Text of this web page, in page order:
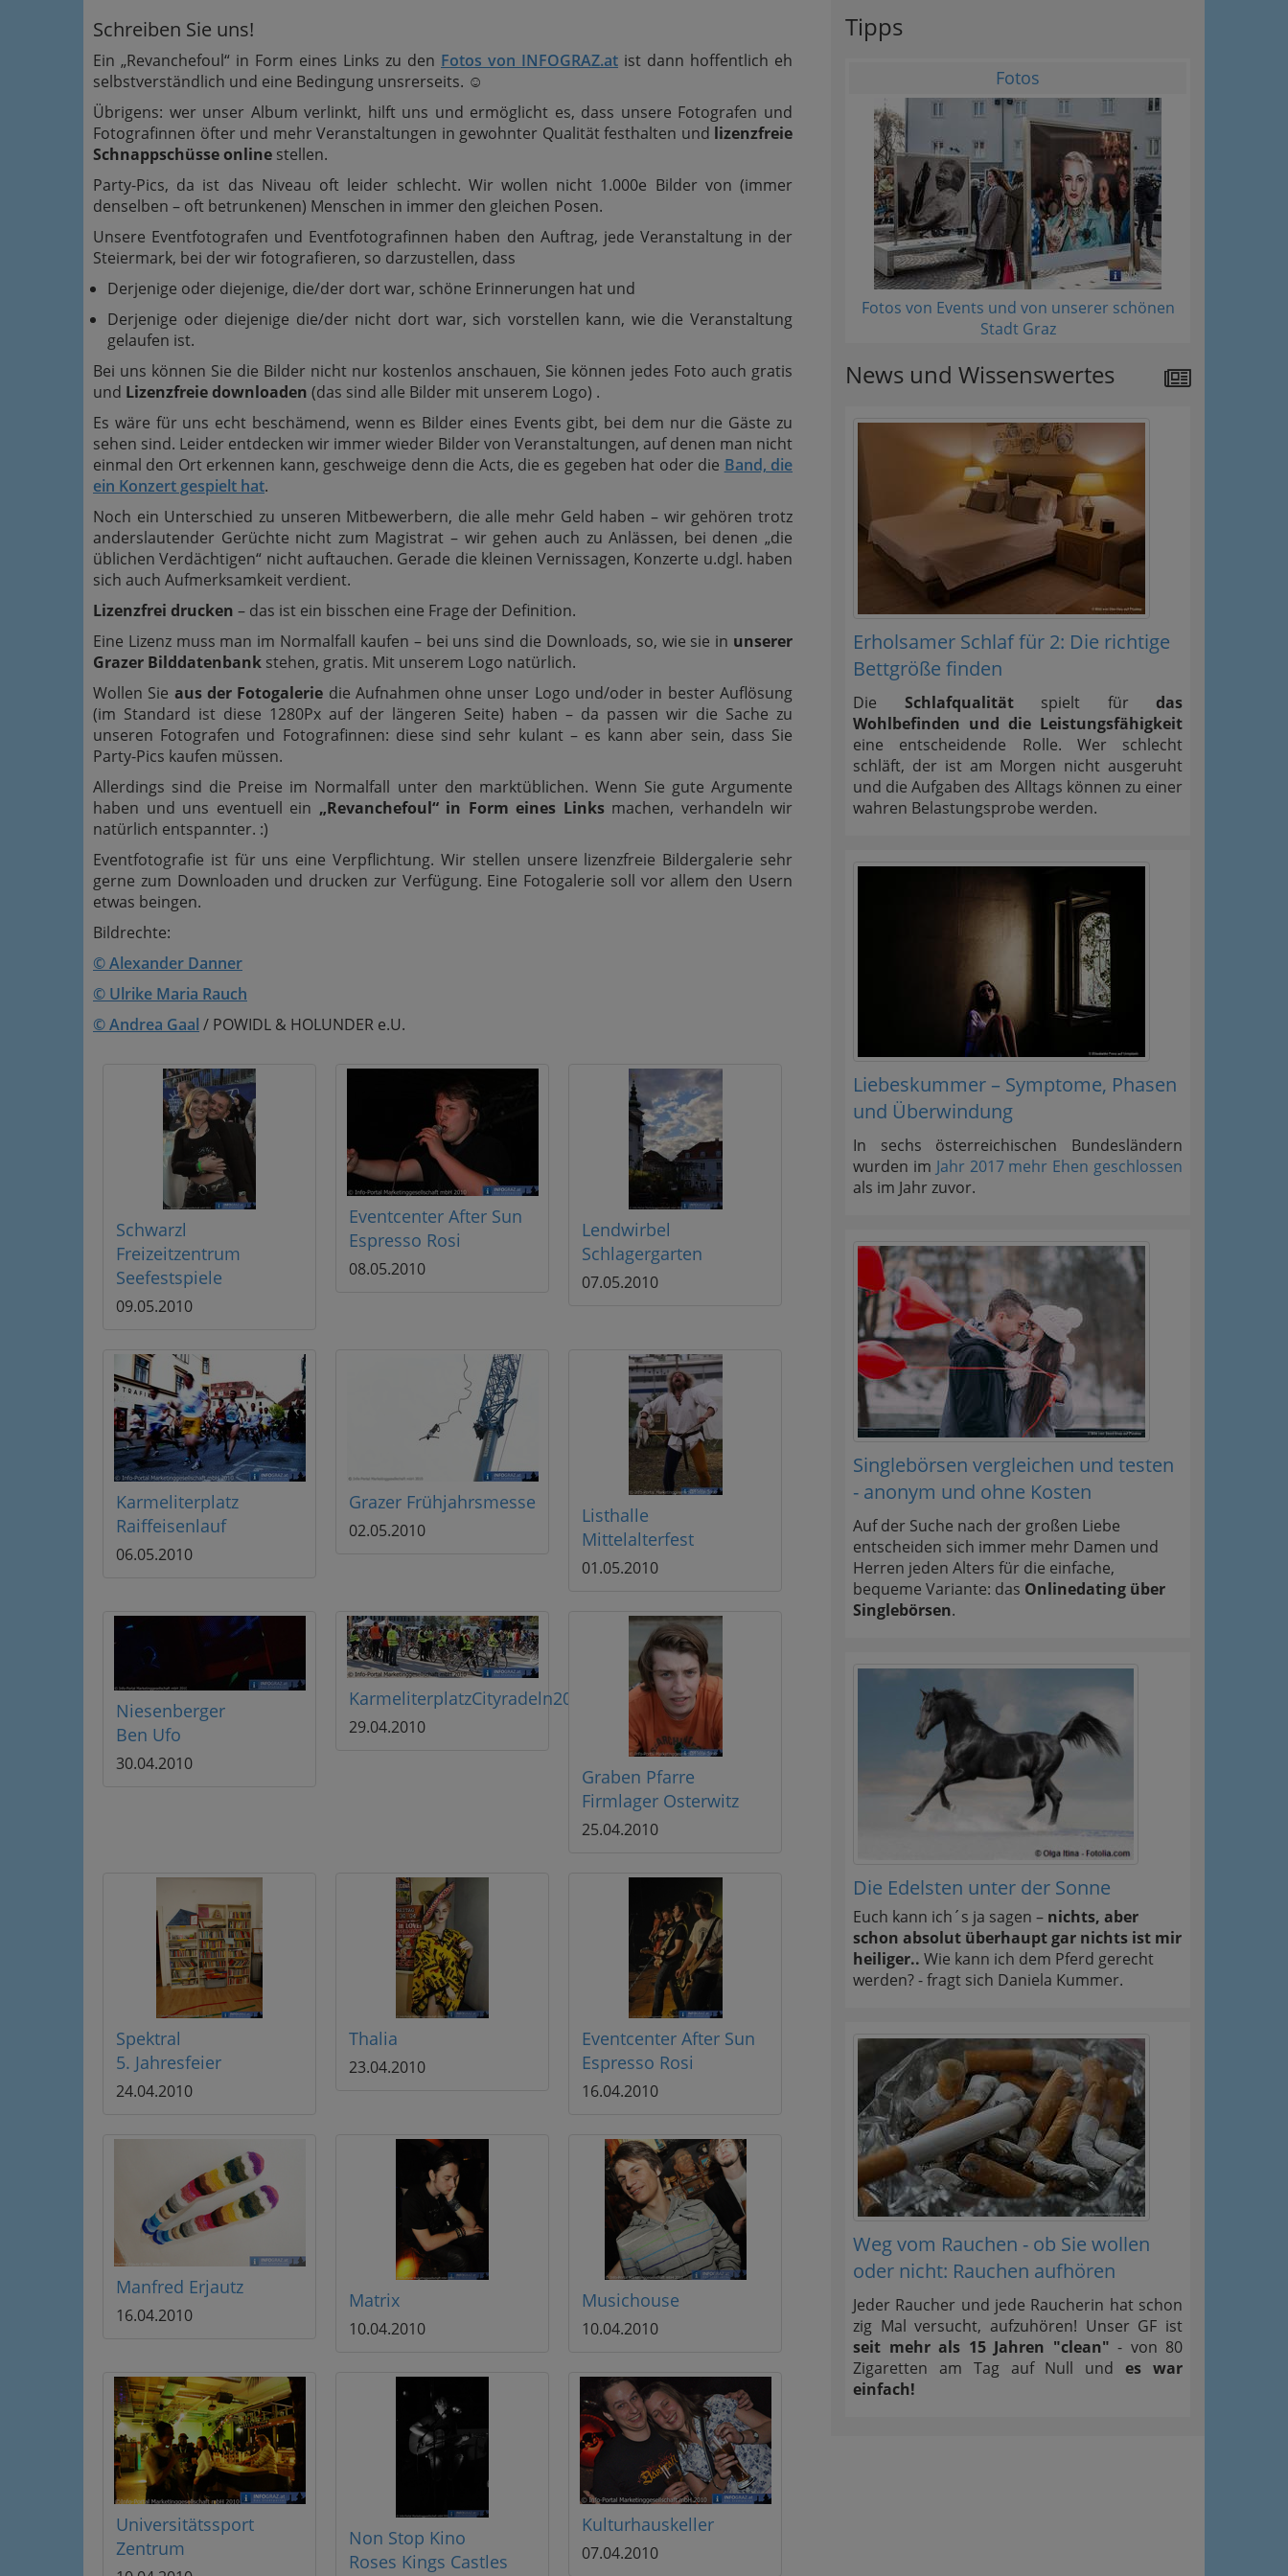
Schreiben Sie uns!
Ein „Revanchefoul“ in Form eines Links zu den Fotos von INFOGRAZ.at ist dann hoffentlich eh
selbstverständlich und eine Bedingung unsrerseits. ☺
Übrigens: wer unser Album verlinkt, hilft uns und ermöglicht es, dass unsere Fotografen und
Fotografinnen öfter und mehr Veranstaltungen in gewohnter Qualität festhalten und lizenzfreie
Schnappschüsse online stellen.
Party-Pics, da ist das Niveau oft leider schlecht. Wir wollen nicht 1.000e Bilder von (immer
denselben – oft betrunkenen) Menschen in immer den gleichen Posen.
Unsere Eventfotografen und Eventfotografinnen haben den Auftrag, jede Veranstaltung in der
Steiermark, bei der wir fotografieren, so darzustellen, dass
Derjenige oder diejenige, die/der dort war, schöne Erinnerungen hat und
Derjenige oder diejenige die/der nicht dort war, sich vorstellen kann, wie die Veranstaltung
gelaufen ist.
Bei uns können Sie die Bilder nicht nur kostenlos anschauen, Sie können jedes Foto auch gratis
und Lizenzfreie downloaden (das sind alle Bilder mit unserem Logo) .
Es wäre für uns echt beschämend, wenn es Bilder eines Events gibt, bei dem nur die Gäste zu
sehen sind. Leider entdecken wir immer wieder Bilder von Veranstaltungen, auf denen man nicht
einmal den Ort erkennen kann, geschweige denn die Acts, die es gegeben hat oder die Band, die
ein Konzert gespielt hat.
Noch ein Unterschied zu unseren Mitbewerbern, die alle mehr Geld haben – wir gehören trotz
anderslautender Gerüchte nicht zum Magistrat – wir gehen auch zu Anlässen, bei denen „die
üblichen Verdächtigen“ nicht auftauchen. Gerade die kleinen Vernissagen, Konzerte u.dgl. haben
sich auch Aufmerksamkeit verdient.
Lizenzfrei drucken – das ist ein bisschen eine Frage der Definition.
Eine Lizenz muss man im Normalfall kaufen – bei uns sind die Downloads, so, wie sie in unserer
Grazer Bilddatenbank stehen, gratis. Mit unserem Logo natürlich.
Wollen Sie aus der Fotogalerie die Aufnahmen ohne unser Logo und/oder in bester Auflösung
(im Standard ist diese 1280Px auf der längeren Seite) haben – da passen wir die Sache zu
unseren Fotografen und Fotografinnen: diese sind sehr kulant – es kann aber sein, dass Sie
Party-Pics kaufen müssen.
Allerdings sind die Preise im Normalfall unter den marktüblichen. Wenn Sie gute Argumente
haben und uns eventuell ein „Revanchefoul“ in Form eines Linksmachen, verhandeln wir
natürlich entspannter. :)
Eventfotografie ist für uns eine Verpflichtung. Wir stellen unsere lizenzfreie Bildergalerie sehr
gerne zum Downloaden und drucken zur Verfügung. Eine Fotogalerie soll vor allem den Usern
etwas beingen.
Bildrechte:
© Alexander Danner
© Ulrike Maria Rauch
© Andrea Gaal / POWIDL & HOLUNDER e.U.
Schwarzl
Freizeitzentrum
Seefestspiele
09.05.2010
Eventcenter After Sun
Espresso Rosi
08.05.2010
Lendwirbel
Schlagergarten
07.05.2010
Karmeliterplatz
Raiffeisenlauf
06.05.2010
Grazer Frühjahrsmesse
02.05.2010
Listhalle
Mittelalterfest
01.05.2010
Niesenberger
Ben Ufo
30.04.2010
KarmeliterplatzCityradeln20100428
29.04.2010
Graben Pfarre
Firmlager Osterwitz
25.04.2010
Spektral
5. Jahresfeier
24.04.2010
Thalia
23.04.2010
Eventcenter After Sun
Espresso Rosi
16.04.2010
Manfred Erjautz
16.04.2010
Matrix
10.04.2010
Musichouse
10.04.2010
Universitätssport
Zentrum
Non Stop Kino
Roses Kings Castles
Kulturhauskeller
07.04.2010
Tipps
Fotos
Fotos von Events und von unserer schönen
Stadt Graz
News und Wissenswertes
Erholsamer Schlaf für 2: Die richtige
Bettgröße finden
Die Schlafqualitätspielt für das
Wohlbefinden und die Leistungsfähigkeit
eine entscheidende Rolle. Wer schlecht
schläft, der ist am Morgen nicht ausgeruht
und die Aufgaben des Alltags können zu einer
wahren Belastungsprobe werden.
Liebeskummer – Symptome, Phasen
und Überwindung
In sechs österreichischen Bundesländern
wurden im Jahr 2017 mehr Ehen geschlossen
als im Jahr zuvor.
Singlebörsen vergleichen und testen
- anonym und ohne Kosten
Auf der Suche nach der großen Liebe
entscheiden sich immer mehr Damen und
Herren jeden Alters für die einfache,
bequeme Variante: das Onlinedating über
Singlebörsen.
Die Edelsten unter der Sonne
Euch kann ich´s ja sagen – nichts, aber
schon absolut überhaupt gar nichts ist mir
heiliger.. Wie kann ich dem Pferd gerecht
werden? - fragt sich Daniela Kummer.
Weg vom Rauchen - ob Sie wollen
oder nicht: Rauchen aufhören
Jeder Raucher und jede Raucherin hat schon
zig Mal versucht, aufzuhören! Unser GF ist
seit mehr als 15 Jahren "clean" - von 80
Zigaretten am Tag auf Null undes war
einfach!